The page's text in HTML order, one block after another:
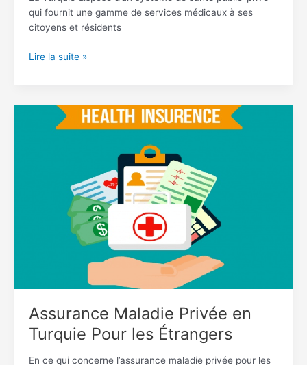
qui fournit une gamme de services médicaux à ses
citoyens et résidents
Lire la suite »
Assurance Maladie Privée en
Turquie Pour les Étrangers
En ce qui concerne l’assurance maladie privée pour les
Assurance
Maladie
Étrangers